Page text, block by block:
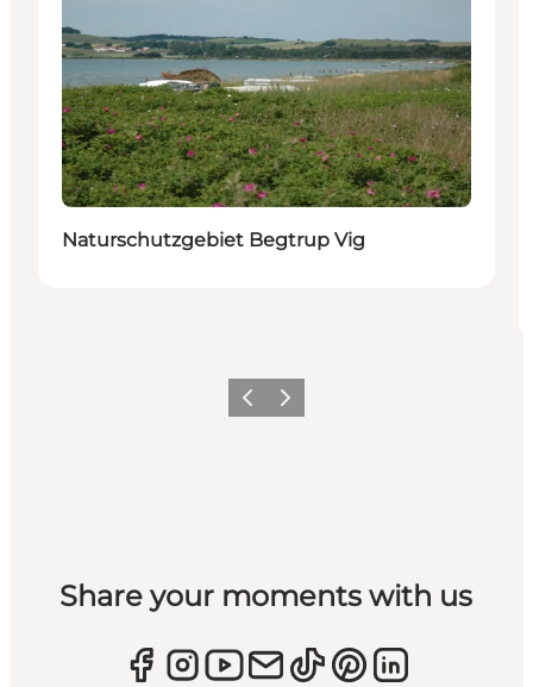
Naturschutzgebiet Begtrup Vig
ZurückWeiter
Share your moments with us